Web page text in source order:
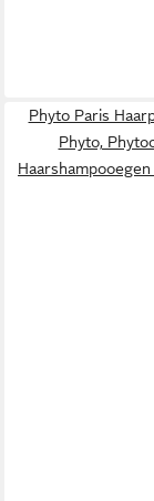
Phyto Paris
Phyto,
Haarshampooegen